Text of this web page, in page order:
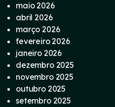
maio 2026
abril 2026
março 2026
fevereiro 2026
janeiro 2026
dezembro 2025
novembro 2025
outubro 2025
setembro 2025